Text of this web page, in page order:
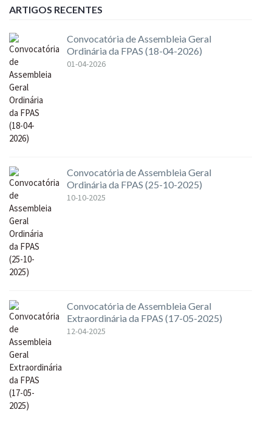
ARTIGOS RECENTES
Convocatória de Assembleia Geral
Ordinária da FPAS (18-04-2026)
01-04-2026
Convocatória de Assembleia Geral
Ordinária da FPAS (25-10-2025)
10-10-2025
Convocatória de Assembleia Geral
Extraordinária da FPAS (17-05-2025)
12-04-2025